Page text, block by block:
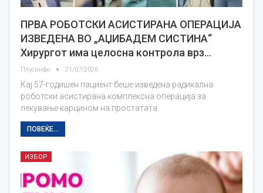
ПРВА РОБОТСКИ АСИСТИРАНА ОПЕРАЦИЈА
ИЗВЕДЕНА ВО „АЏИБАДЕМ СИСТИНА“
Хирургот има целосна контрола врз…
Плусинфо 21/07/2026
Кај 57-годишен пациент беше изведена радикална
роботски асистирана комплексна операција за
лекување карцином на простатата.
ПОВЕЌЕ...
ИЗБОР